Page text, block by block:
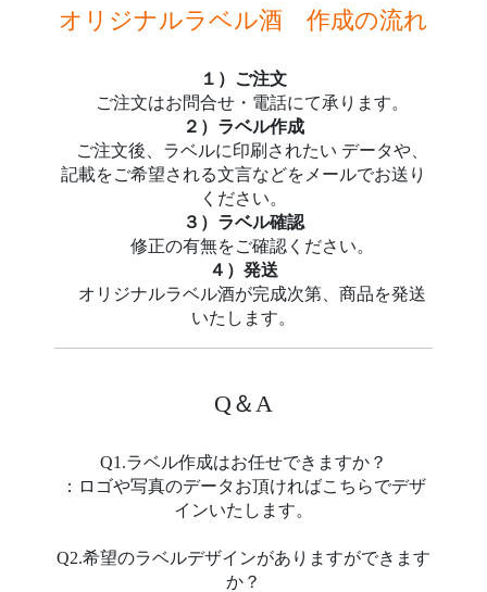
オリジナルラベル酒 作成の流れ
１）ご注文
ご注文はお問合せ・電話にて承ります。
２）ラベル作成
ご注文後、ラベルに印刷されたい データや、
記載をご希望される文言などをメールでお送り
ください。
３）ラベル確認
修正の有無をご確認ください。
４）発送
オリジナルラベル酒が完成次第、商品を発送
いたします。
Q＆A
Q1.ラベル作成はお任せできますか？
：ロゴや写真のデータお頂ければこちらでデザ
インいたします。
Q2.希望のラベルデザインがありますができます
か？